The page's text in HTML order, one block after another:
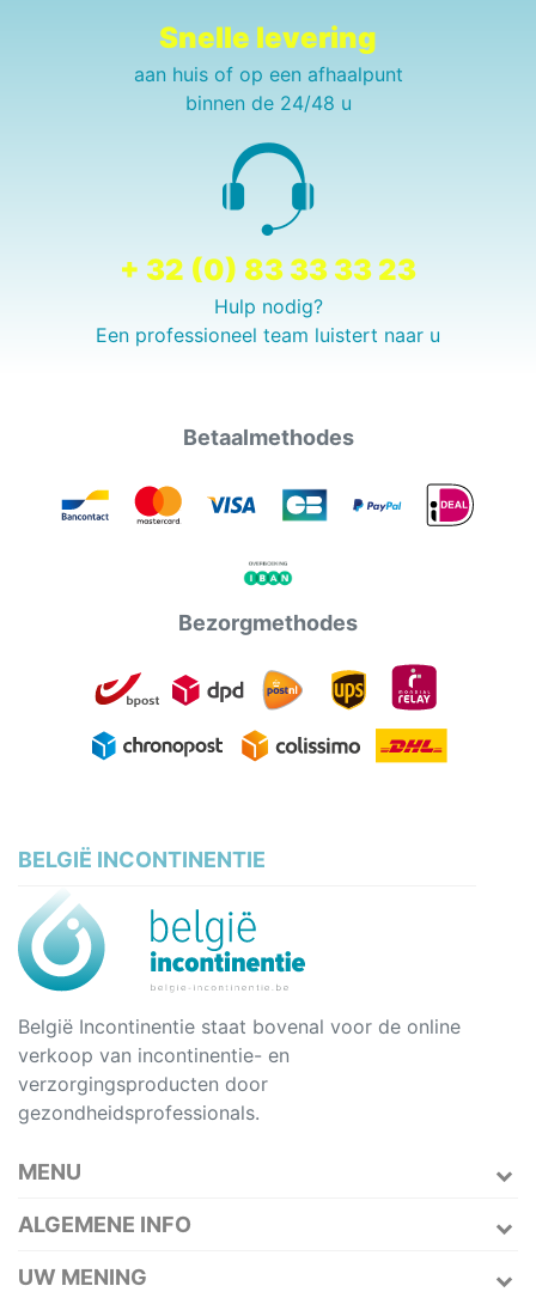
Snelle levering
aan huis of op een afhaalpunt
binnen de 24/48 u
+ 32 (0) 83 33 33 23
Hulp nodig?
Een professioneel team luistert naar u
Betaalmethodes
Bezorgmethodes
BELGIË INCONTINENTIE
België Incontinentie staat bovenal voor de online
verkoop van incontinentie- en
verzorgingsproducten door
gezondheidsprofessionals.
MENU
ALGEMENE INFO
UW MENING